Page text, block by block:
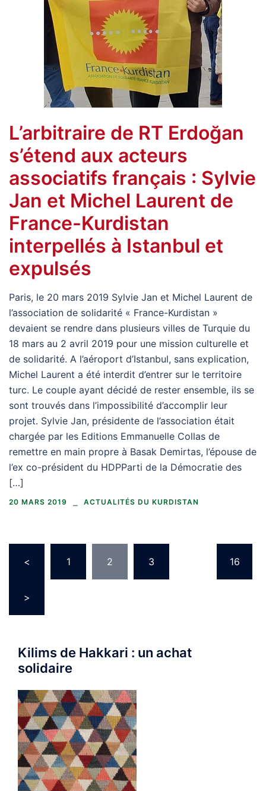
L’arbitraire de RT Erdoğan
s’étend aux acteurs
associatifs français : Sylvie
Jan et Michel Laurent de
France-Kurdistan
interpellés à Istanbul et
expulsés
Paris, le 20 mars 2019 Sylvie Jan et Michel Laurent de
l’association de solidarité « France-Kurdistan »
devaient se rendre dans plusieurs villes de Turquie du
18 mars au 2 avril 2019 pour une mission culturelle et
de solidarité. A l’aéroport d’Istanbul, sans explication,
Michel Laurent a été interdit d’entrer sur le territoire
turc. Le couple ayant décidé de rester ensemble, ils se
sont trouvés dans l’impossibilité d’accomplir leur
projet. Sylvie Jan, présidente de l’association était
chargée par les Editions Emmanuelle Collas de
remettre en main propre à Basak Demirtas, l’épouse de
l’ex co-président du HDPParti de la Démocratie des
[…]
20 MARS 2019 ACTUALITÉS DU KURDISTAN
des
publications
< 1 2 3 16
>
Kilims de Hakkari : un achat
solidaire